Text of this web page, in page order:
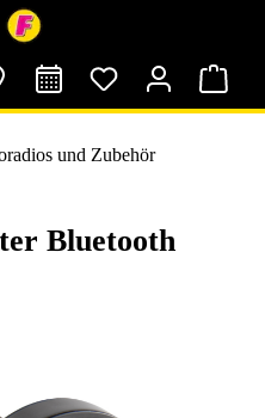
und Zubehör
Bluetooth